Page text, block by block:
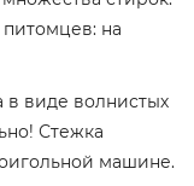
на
в виде волнистых
Стежка
машине.